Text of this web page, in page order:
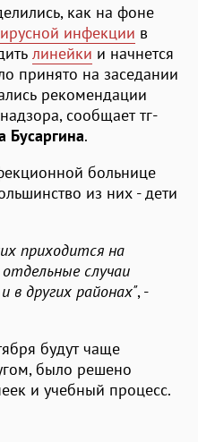
как на фоне
инфекции в
линейки и начнется
принято на заседании
рекомендации
сообщает тг-
Бусаргина.
больнице
из них - дети
приходится на
случаи
в других районах", -
будут чаще
было решено
и учебный процесс.